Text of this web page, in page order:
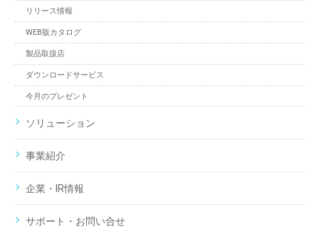
リリース情報
WEB版カタログ
製品取扱店
ダウンロードサービス
今月のプレゼント
ソリューション
事業紹介
企業・IR情報
サポート・お問い合せ